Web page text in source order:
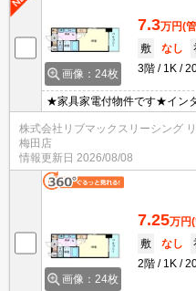
画像：24枚
7.3万円(
敷
なし
3階
1K
★家具家電付物件です★イン
ジット決済可能★保証人不要
掲載されている物件は全てご
株式会社リブマックスリーシング
梅田店
情報更新日 2026/08/08
画像：24枚
7.25万円
敷
なし
2階
1K